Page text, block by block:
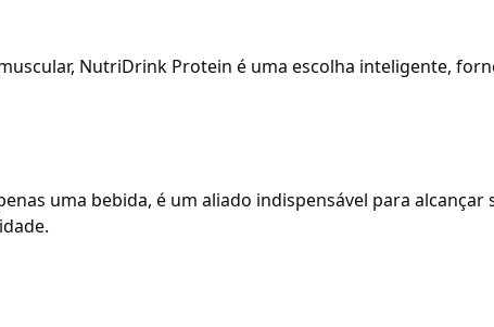
NutriDrink Protein é uma escolha inteligente,
uma bebida, é um aliado indispensável para